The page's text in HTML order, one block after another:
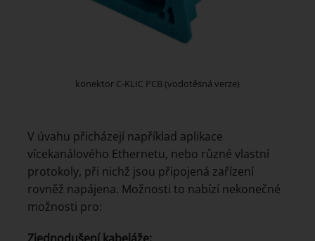
konektor C-KLIC PCB (vodotěsná verze)
V úvahu přicházejí například aplikace
vícekanálového Ethernetu, nebo různé vlastní
protokoly, při nichž jsou připojená zařízení
rovněž napájena. Možnosti to nabízí nekonečné
možnosti pro: